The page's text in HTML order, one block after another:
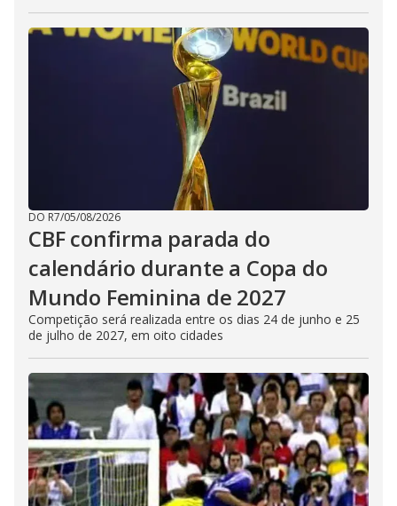
DO R7/05/08/2026
CBF confirma parada do
calendário durante a Copa do
Mundo Feminina de 2027
Competição será realizada entre os dias 24 de junho e 25
de julho de 2027, em oito cidades